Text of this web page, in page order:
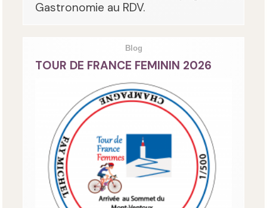
Gastronomie au RDV.
Blog
TOUR DE FRANCE FEMININ 2026